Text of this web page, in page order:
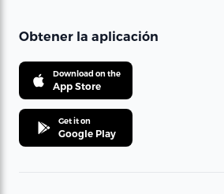
Obtener la aplicación
Download on the
App Store
Get it on
Google Play